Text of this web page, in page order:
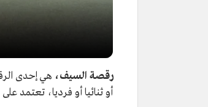
رقصة السيف، هي إحدى
أو ثنائيا أو فرديا، تعتمد